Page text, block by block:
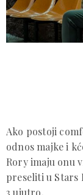
Ako postoji
odnos majke i
Rory imaju onu
preseliti u Stars
3 ujutro.